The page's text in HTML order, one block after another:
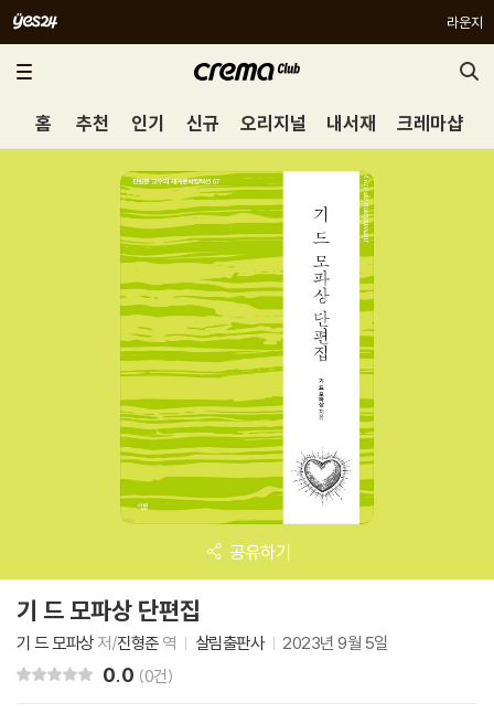
라운지
홈 추천 인기 신규 오리지널 내서재 크레마샵
공유하기
기 드 모파상 단편집
기 드 모파상저/진형준역 살림출판사 2023년 9월 5일
0.0 (0건)